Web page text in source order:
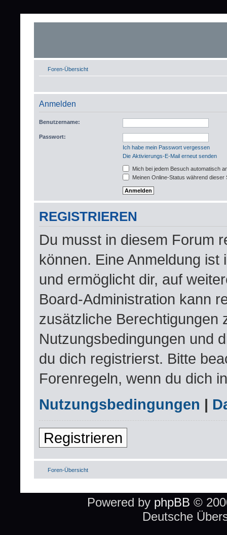
Foren-Übersicht
Anmelden
Benutzername:
Passwort:
Ich habe mein Passwort vergessen
Die Aktivierungs-E-Mail erneut senden
Mich bei jedem Besuch automatisch
Meinen Online-Status während dieser
REGISTRIEREN
Du musst in diesem Forum
können. Eine Anmeldung
und ermöglicht dir, auf
Board-Administration kann
zusätzliche Berechtigungen
Nutzungsbedingungen und
du dich registrierst. Bitte
Forenregeln, wenn du dich
Nutzungsbedingungen |
Registrieren
Foren-Übersicht
Powered by phpBB ©
Deutsche